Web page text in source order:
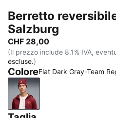
Berretto
Salzburg
CHF 28,00
(Il prezzo include 8.1% IVA,
escluse.)
ColoreFlat Dark Gray-Team
Flat Dark Gray-Team